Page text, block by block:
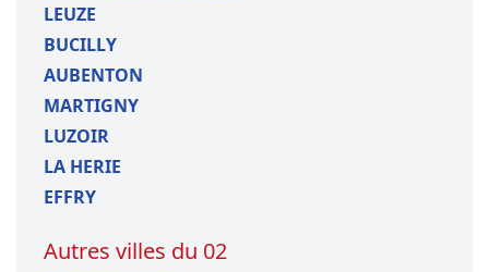
LEUZE
BUCILLY
AUBENTON
MARTIGNY
LUZOIR
LA HERIE
EFFRY
Autres villes du 02